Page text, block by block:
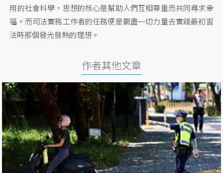
用的社會科學，思想的核心是幫助人們互相尊重而共同尋求幸
福。而司法實務工作者的任務便是窮盡一切力量去實踐最初習
法時那個發光發熱的理想。
作者其他文章